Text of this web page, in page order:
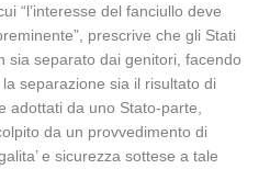
“l’interesse del fanciullo deve
prescrive che gli Stati
sia separato dai genitori, facendo
separazione sia il risultato di
adottati da uno Stato-parte,
da un provvedimento di
e sicurezza sottese a tale